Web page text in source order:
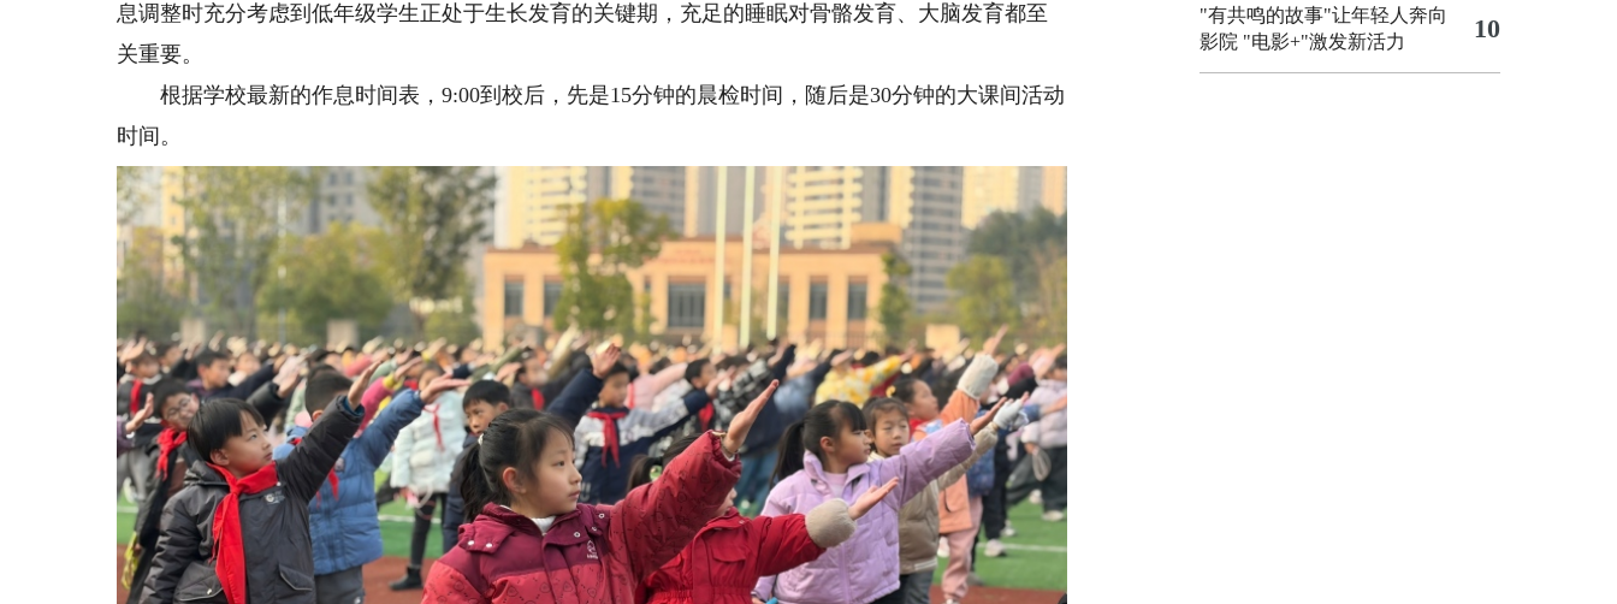
息调整时充分考虑到低年级学生正处于生长发育的关键期，充足的睡眠对骨骼发育、大脑发育都至
关重要。
根据学校最新的作息时间表，9:00到校后，先是15分钟的晨检时间，随后是30分钟的大课间活动
时间。
"有共鸣的故事"让年轻人奔向
影院 "电影+"激发新活力 10